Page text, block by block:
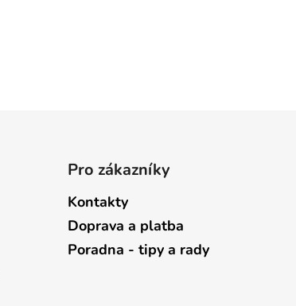
Pro zákazníky
Kontakty
Doprava a platba
Poradna - tipy a rady